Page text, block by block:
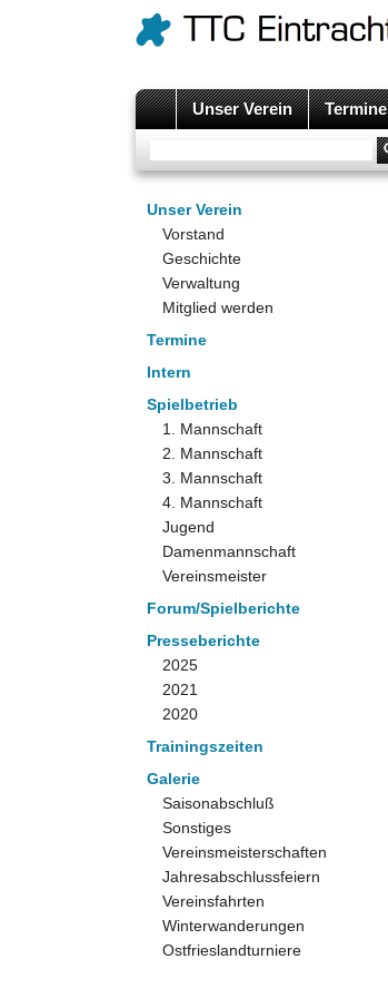
Unser Verein Termine
Unser Verein
Vorstand
Geschichte
Verwaltung
Mitglied werden
Termine
Intern
Spielbetrieb
1. Mannschaft
2. Mannschaft
3. Mannschaft
4. Mannschaft
Jugend
Damenmannschaft
Vereinsmeister
Forum/Spielberichte
Presseberichte
2025
2021
2020
Trainingszeiten
Galerie
Saisonabschluß
Sonstiges
Vereinsmeisterschaften
Jahresabschlussfeiern
Vereinsfahrten
Winterwanderungen
Ostfrieslandturniere